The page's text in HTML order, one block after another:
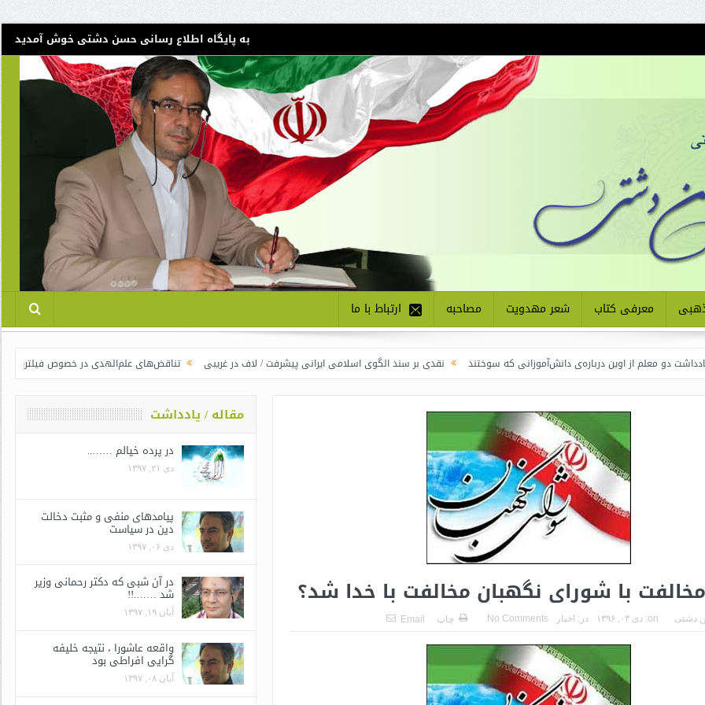
به پایگاه اطلاع رسانی حسن دشتی خوش آمدید
معرفی کتاب شعر مهدویت مصاحبه ارتباط با ما
از اوین درباره‌ی دانش‌آموزانی که سوختند نقدی بر سند الگوی اسلامی ایرانی پیشرفت / لاف در غریبی تناقض‌های علم‌الهدی در خصوص فیلترینگ
با شورای نگهبان مخالفت با خدا شد؟
دشتی on: دی ۰۳, ۱۳۹۶ در: اخبار No Comments چاپ Email
مقاله / یادداشت
در پرده خیالم ……..
دی ۲۱, ۱۳۹۷
پیامدهای منفی و مثبت دخالت
دین در سیاست
دی ۰۶, ۱۳۹۷
در آن شبی که دکتر رحمانی وزیر
شد …….!!
آبان ۱۹, ۱۳۹۷
واقعه عاشورا ، نتیجه خلیفه
گرایی افراطی بود
آبان ۰۸, ۱۳۹۷